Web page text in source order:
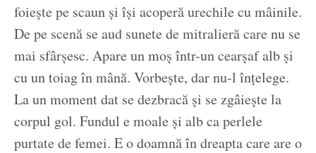
foiește pe scaun și își acoperă urechile cu mâinile.
De pe scenă se aud sunete de mitralieră care nu se
mai sfârșesc. Apare un moș într-un cearșaf alb și
cu un toiag în mână. Vorbește, dar nu-l înțelege.
La un moment dat se dezbracă și se zgâiește la
corpul gol. Fundul e moale și alb ca perlele
purtate de femei. E o doamnă în dreapta care are o